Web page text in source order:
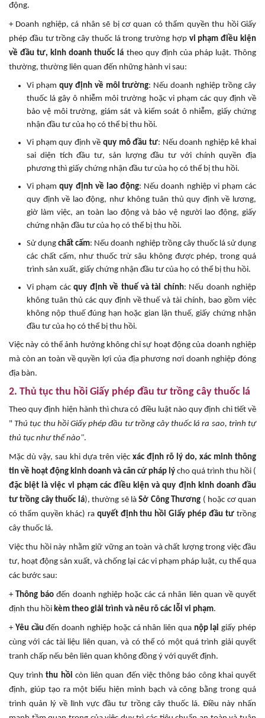
động.
+ Doanh nghiệp, cá nhân sẽ bị cơ quan có thẩm quyền thu hồi Giấy
phép đầu tư trồng cây thuốc lá trong trường hợp vi phạm điều kiện
về đầu tư, kinh doanh thuốc lá theo quy định của pháp luật. Thông
thường, thường liên quan đến những hành vi sau:
Vi phạm quy định về môi trường: Nếu doanh nghiệp trồng cây
thuốc lá gây ô nhiễm môi trường hoặc vi phạm các quy định về
bảo vệ môi trường, giám sát và kiểm soát ô nhiễm, giấy chứng
nhận đầu tư của họ có thể bị thu hồi.
Vi phạm quy định vềquy mô đầu tư: Nếu doanh nghiệp kê khai
sai diện tích đầu tư, sản lượng đầu tư với chính quyền địa
phương thì giấy chứng nhận đầu tư của họ có thể bị thu hồi.
Vi phạmquy định về lao động: Nếu doanh nghiệp vi phạm các
quy định về lao động, như không tuân thủ quy định về lương,
giờ làm việc, an toàn lao động và bảo vệ người lao động, giấy
chứng nhận đầu tư của họ có thể bị thu hồi.
Sử dụngchất cấm: Nếu doanh nghiệp trồng cây thuốc lá sử dụng
các chất cấm, như thuốc trừ sâu không được phép, trong quá
trình sản xuất, giấy chứng nhận đầu tư của họ có thể bị thu hồi.
Vi phạm cácquy định về thuế và tài chính: Nếu doanh nghiệp
không tuân thủ các quy định về thuế và tài chính, bao gồm việc
không nộp thuế đúng hạn hoặc gian lận thuế, giấy chứng nhận
đầu tư của họ có thể bị thu hồi.
Việc này có thể ảnh hưởng không chỉ sự hoạt động của doanh nghiệp
mà còn an toàn về quyền lợi của địa phương nơi doanh nghiệp đóng
địa bàn.
2. Thủ tục thu hồi Giấy phép đầu tư trồng cây thuốc lá
Theo quy định hiện hành thì chưa có điều luật nào quy định chi tiết về
"Thủ tục thu hồi Giấy phép đầu tư trồng cây thuốc lá ra sao, trình tự
thủ tục như thế nào".
Mặc dù vậy, sau khi dựa trên việc xác định rõ lý do, xác minh thông
tin về hoạt động kinh doanh và căn cứ pháp lý cho quá trình thu hồi (
đặc biệt là việc vi phạm các điều kiện và quy định kinh doanh đầu
tư trồng cây thuốc lá), thường sẽ làSở Công Thương ( hoặc cơ quan
có thẩm quyền khác) ra quyết định thu hồi Giấy phép đầu tư trồng
cây thuốc lá.
Việc thu hồi này nhằm giữ vững an toàn và chất lượng trong việc đầu
tư, hoạt động sản xuất, và chống lại các vi phạm pháp luật, cụ thể qua
các bước sau:
+ Thông báo đến doanh nghiệp hoặc các cá nhân liên quan về quyết
định thu hồi kèm theo giải trình và nêu rõ các lỗi vi phạm.
+ Yêu cầuđến doanh nghiệp hoặc cá nhân liên qua nộp lại giấy phép
cùng với các tài liệu liên quan, và có thể có một quá trình giải quyết
tranh chấp nếu bên liên quan không đồng ý với quyết định.
Quy trìnhthu hồi còn liên quan đến việc thông báo công khai quyết
định, giúp tạo ra một biểu hiện minh bạch và công bằng trong quá
trình quản lý về lĩnh vực đầu tư trồng cây thuốc lá. Điều này nhấn